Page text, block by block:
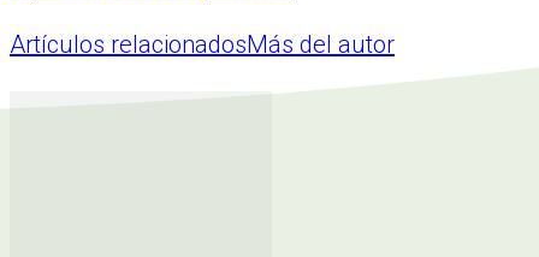
Artículos relacionadosMás del autor